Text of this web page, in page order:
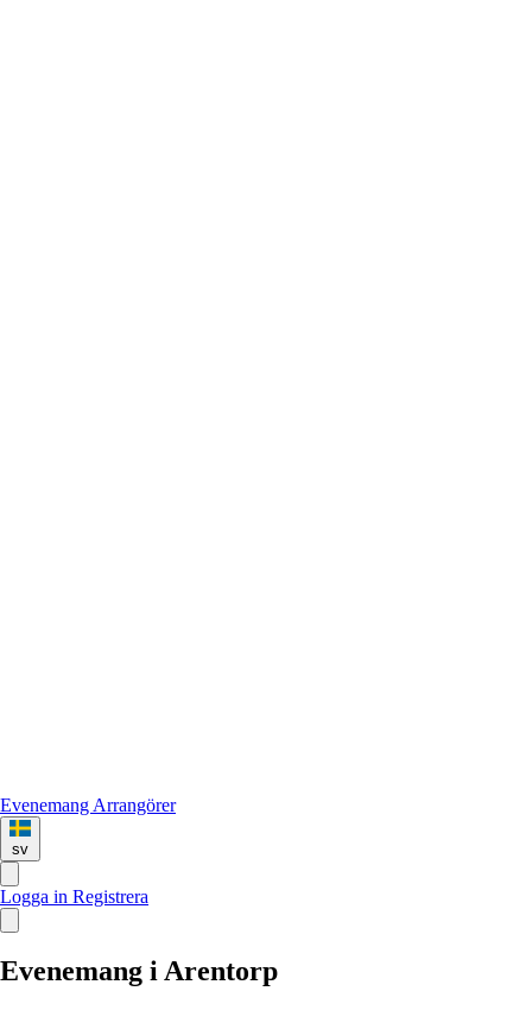
Evenemang Arrangörer
sv
Logga in Registrera
Evenemang i Arentorp